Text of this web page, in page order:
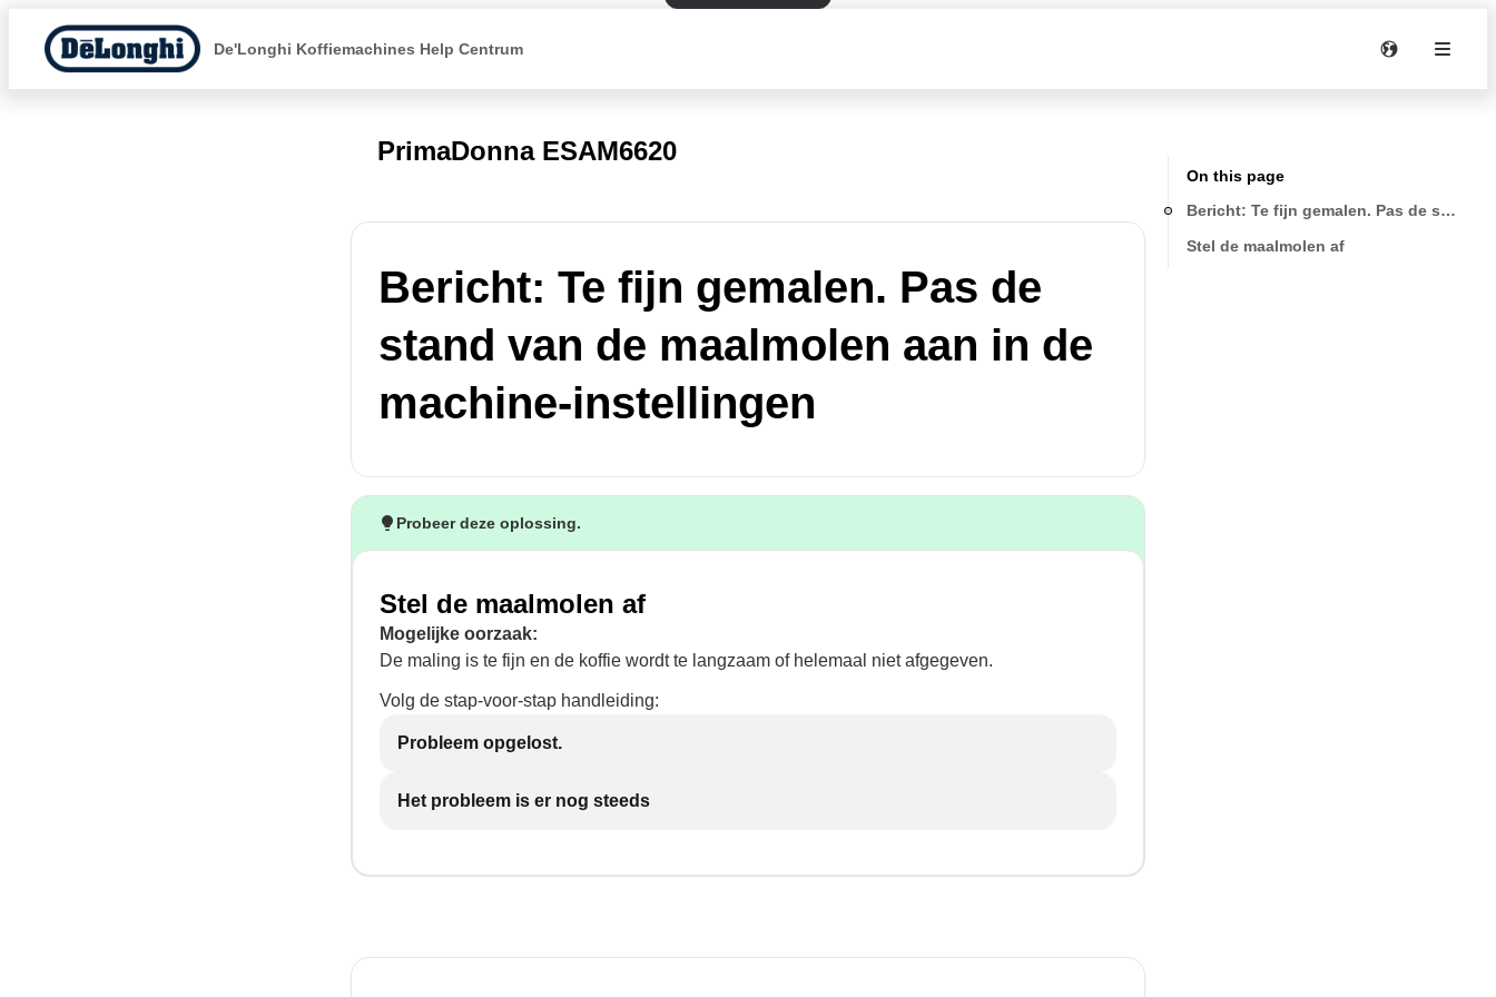
De'Longhi Koffiemachines Help Centrum
PrimaDonna ESAM6620
Bericht: Te fijn gemalen. Pas de
stand van de maalmolen aan in de
machine-instellingen
Probeer deze oplossing.
Stel de maalmolen af
Mogelijke oorzaak:
De maling is te fijn en de koffie wordt te langzaam of helemaal niet afgegeven.
Volg de stap-voor-stap handleiding:
Probleem opgelost.
Het probleem is er nog steeds
On this page
Stel de maalmolen af